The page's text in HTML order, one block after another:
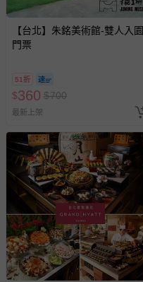
【台北】朱銘美術館-雙人入園
門票
51折
$360 $700
最新上架